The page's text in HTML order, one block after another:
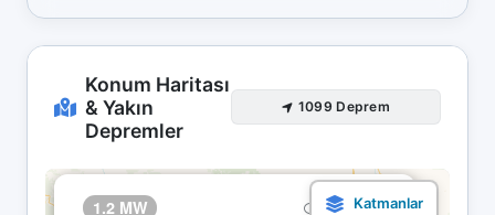
Konum Haritası
& Yakın
Depremler
1099 Deprem
1.2 MW 01.05 00:53
×